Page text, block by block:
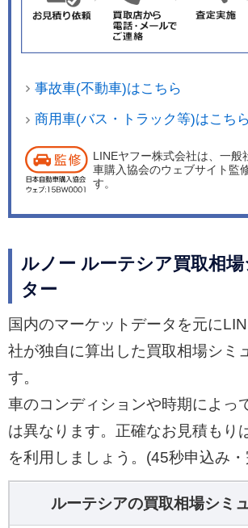
事故車(不動車)はこちら
商用車(バス・トラック等)はこちら
LINEヤフー株式会社は、一般
車購入協会のウェブサイト監
す。
ルノー ルーテシア買取相
ター
国内のマーケットデータを元に
社が独自に算出した買取相場シミ
す。
車のコンディションや時期によっ
は異なります。正確なお見積もり
を利用しましょう。(45秒申込み
ルーテシアの買取相場シミ